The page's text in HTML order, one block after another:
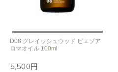
D08 グレイッシュウッド ピエゾア
ロマオイル 100ml
5,500円